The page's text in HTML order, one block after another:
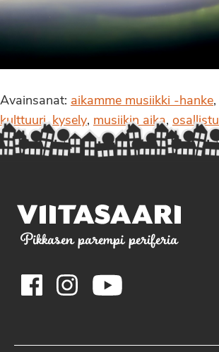
Avainsanat: aikamme musiikki -hanke,
kulttuuri,kysely, musiikin aika, osallistu
Pikkasen parempi periferia